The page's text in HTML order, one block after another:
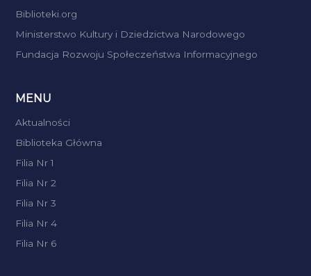
Biblioteki.org
Ministerstwo Kultury i Dziedzictwa Narodowego
Fundacja Rozwoju Społeczeństwa Informacyjnego
MENU
Aktualności
Biblioteka Główna
Filia Nr 1
Filia Nr 2
Filia Nr 3
Filia Nr 4
Filia Nr 6